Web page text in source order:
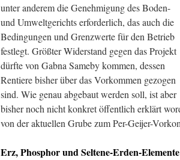
unter anderem die Genehmigung des Boden-
und Umweltgerichts erforderlich, das auch die
Bedingungen und Grenzwerte für den Betrieb
festlegt. Größter Widerstand gegen das Projekt
dürfte von Gabna Sameby kommen, dessen
Rentiere bisher über das Vorkommen gezogen
sind. Wie genau abgebaut werden soll, ist aber
bisher noch nicht konkret öffentlich erklärt
von der aktuellen Grube zum Per-Geijer-
Erz, Phosphor und Seltene-Erden-Elemente